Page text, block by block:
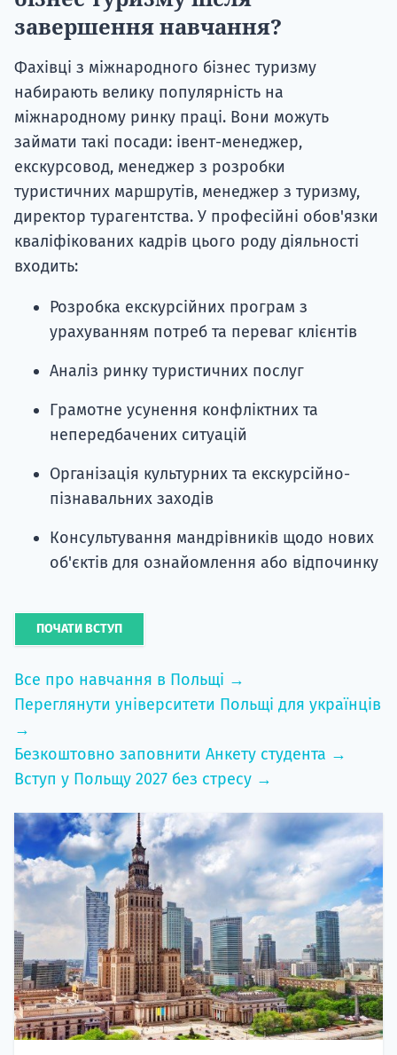
завершення навчання?
Фахівці з міжнародного бізнес туризму
набирають велику популярність на
міжнародному ринку праці. Вони можуть
займати такі посади: івент-менеджер,
екскурсовод, менеджер з розробки
туристичних маршрутів, менеджер з туризму,
директор турагентства. У професійні обов'язки
кваліфікованих кадрів цього роду діяльності
входить:
Розробка екскурсійних програм з
урахуванням потреб та переваг клієнтів
Аналіз ринку туристичних послуг
Грамотне усунення конфліктних та
непередбачених ситуацій
Організація культурних та екскурсійно-
пізнавальних заходів
Консультування мандрівників щодо нових
об'єктів для ознайомлення або відпочинку
ПОЧАТИ ВСТУП
Все про навчання в Польщі →
Переглянути університети Польщі для українців
→
Безкоштовно заповнити Анкету студента →
Вступ у Польщу 2027 без стресу →